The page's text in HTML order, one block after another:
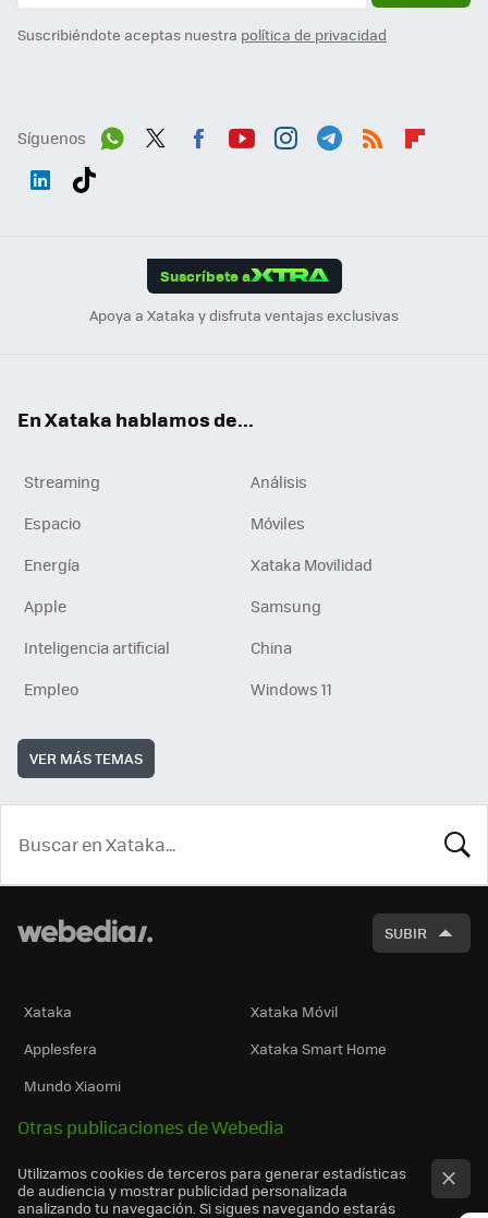
Suscribiéndote aceptas nuestra política de privacidad
Síguenos
Suscríbete a
Apoya a Xataka y disfruta ventajas exclusivas
En Xataka hablamos de...
Streaming
Análisis
Espacio
Móviles
Energía
Xataka Movilidad
Apple
Samsung
Inteligencia artificial
China
Empleo
Windows 11
VER MÁS TEMAS
SUBIR
Xataka
Xataka Móvil
Applesfera
Xataka Smart Home
Mundo Xiaomi
Otras publicaciones de Webedia
Utilizamos cookies de terceros para generar estadísticas
de audiencia y mostrar publicidad personalizada
analizando tu navegación. Si sigues navegando estarás